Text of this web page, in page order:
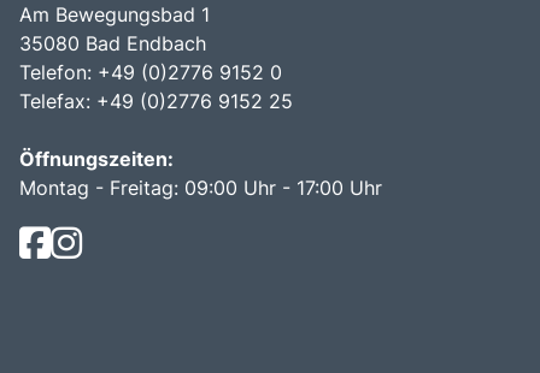
Am Bewegungsbad 1
35080 Bad Endbach
Telefon: +49 (0)2776 9152 0
Telefax: +49 (0)2776 9152 25
Öffnungszeiten:
Montag - Freitag: 09:00 Uhr - 17:00 Uhr